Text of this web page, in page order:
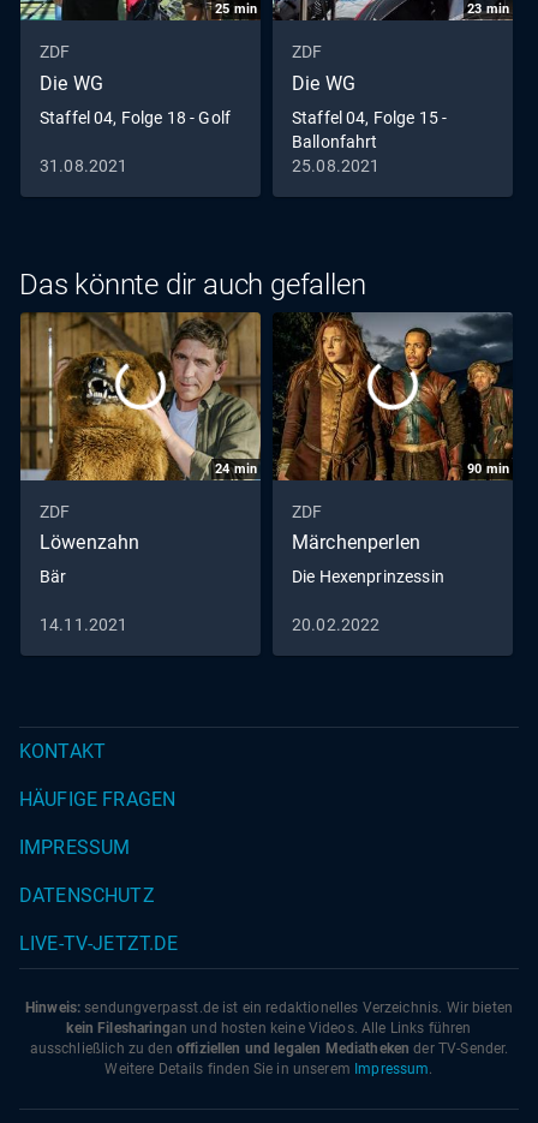
25 min
ZDF
Die WG
Staffel 04, Folge 18 - Golf
31.08.2021
23min
ZDF
Die WG
Staffel 04, Folge 15 -
Ballonfahrt
25.08.2021
Das könnte dir auch gefallen
24min
ZDF
Löwenzahn
Bär
14.11.2021
90 min
ZDF
Märchenperlen
Die Hexenprinzessin
20.02.2022
KONTAKT
HÄUFIGE FRAGEN
IMPRESSUM
DATENSCHUTZ
LIVE-TV-JETZT.DE
Hinweis: sendungverpasst.de ist ein redaktionelles Verzeichnis. Wir bieten
kein Filesharingan und hosten keine Videos. Alle Links führen
ausschließlich zu den offiziellen und legalen Mediatheken der TV-Sender.
Weitere Details finden Sie in unserem Impressum.